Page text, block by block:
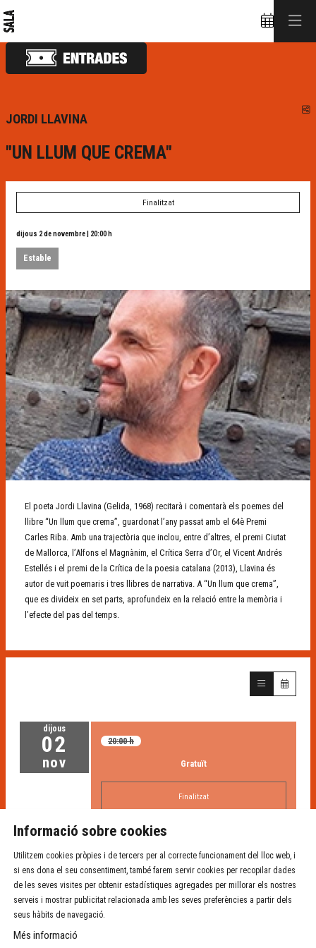
JORDI LLAVINA
"UN LLUM QUE CREMA"
Finalitzat
dijous 2 de novembre 20:00 h
Estable
El poeta Jordi Llavina (Gelida, 1968) recitarà i comentarà els poemes del
llibre “Un llum que crema”, guardonat l’any passat amb el 64è Premi
Carles Riba. Amb una trajectòria que inclou, entre d’altres, el premi Ciutat
de Mallorca, l’Alfons el Magnànim, el Crítica Serra d’Or, el Vicent Andrés
Estellés i el premi de la Crítica de la poesia catalana (2013), Llavina és
autor de vuit poemaris i tres llibres de narrativa. A “Un llum que crema”,
que es divideix en set parts, aprofundeix en la relació entre la memòria i
l’efecte del pas del temps.
dijous
02
nov
20:00 h
Gratuït
Finalitzat
Informació sobre cookies
Utilitzem cookies pròpies i de tercers per al correcte funcionament del lloc web, i
si ens dona el seu consentiment, també farem servir cookies per recopilar dades
de les seves visites per obtenir estadístiques agregades per millorar els nostres
serveis i mostrar publicitat relacionada amb les seves preferències a partir dels
seus hàbits de navegació.
Més informació